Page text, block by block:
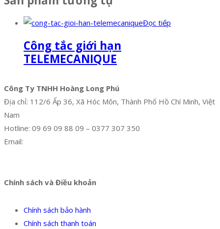
Đọc tiếp
Công tắc giới hạn
TELEMECANIQUE
Công Ty TNHH Hoàng Long Phú
Địa chỉ: 112/6 Ấp 36, Xã Hóc Môn, Thành Phố Hồ Chí Minh, Việt
Nam
Hotline: 09 69 09 88 09 – 0377 307 350
Email:
Chính sách và Điều khoản
Chính sách bảo hành
Chính sách thanh toán